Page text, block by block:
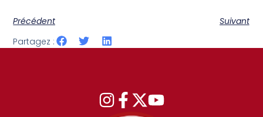
Précédent
Suivant
Partagez :